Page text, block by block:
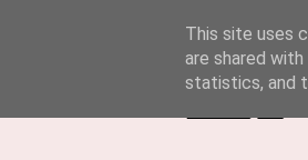
This site uses
are shared
statistics, and